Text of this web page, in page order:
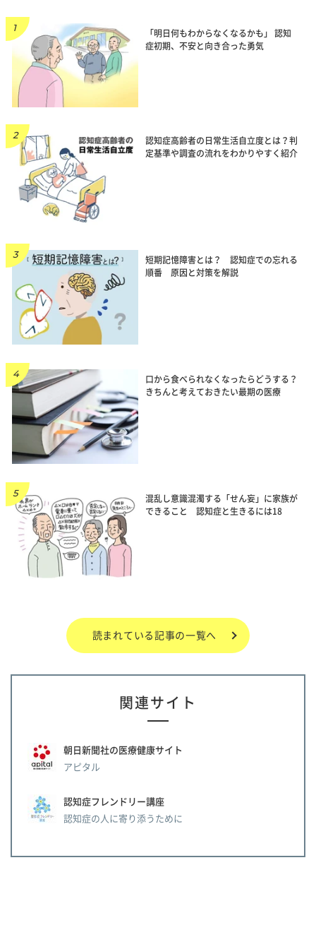
「明日何もわからなくなるかも」 認知
症初期、不安と向き合った勇気
認知症高齢者の日常生活自立度とは？判
定基準や調査の流れをわかりやすく紹介
短期記憶障害とは？ 認知症での忘れる
順番 原因と対策を解説
口から食べられなくなったらどうする？
きちんと考えておきたい最期の医療
混乱し意識混濁する「せん妄」に家族が
できること 認知症と生きるには18
読まれている記事の一覧へ
関連サイト
朝日新聞社の医療健康サイト
アピタル
認知症フレンドリー講座
認知症の人に寄り添うために